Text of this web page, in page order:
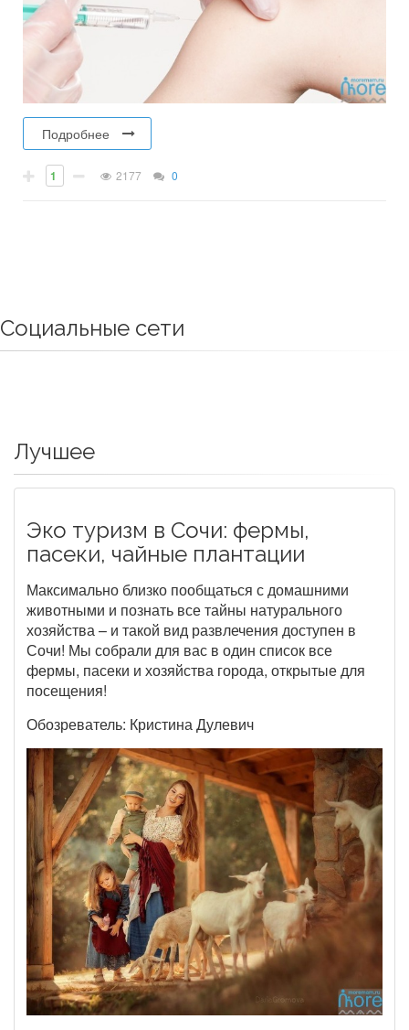
Подробнее
1 2177 0
Социальные сети
Лучшее
Эко туризм в Сочи: фермы,
пасеки, чайные плантации
Максимально близко пообщаться с домашними
животными и познать все тайны натурального
хозяйства – и такой вид развлечения доступен в
Сочи! Мы собрали для вас в один список все
фермы, пасеки и хозяйства города, открытые для
посещения!
Обозреватель: Кристина Дулевич